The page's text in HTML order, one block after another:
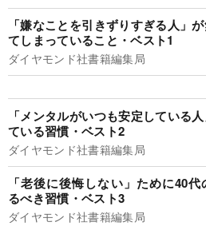
「嫌なことを引きずりすぎる人」
てしまっていること・ベスト1
ダイヤモンド社書籍編集局
「メンタルがいつも安定している
ている習慣・ベスト2
ダイヤモンド社書籍編集局
「老後に後悔しない」ために40
るべき習慣・ベスト3
ダイヤモンド社書籍編集局